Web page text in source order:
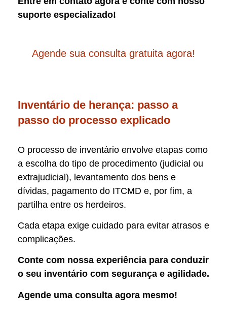
suporte especializado!
Agende sua consulta gratuita agora!
Inventário de herança: passo a
passo do processo explicado
O processo de inventário envolve etapas como
a escolha do tipo de procedimento (judicial ou
extrajudicial), levantamento dos bens e
dívidas, pagamento do ITCMD e, por fim, a
partilha entre os herdeiros.
Cada etapa exige cuidado para evitar atrasos e
complicações.
Conte com nossa experiência para conduzir
o seu inventário com segurança e agilidade.
Agende uma consulta agora mesmo!